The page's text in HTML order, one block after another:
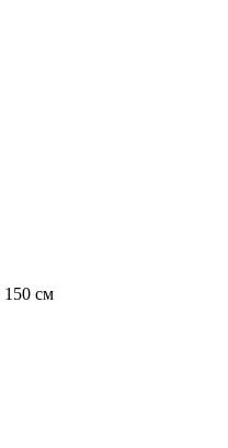
150 см